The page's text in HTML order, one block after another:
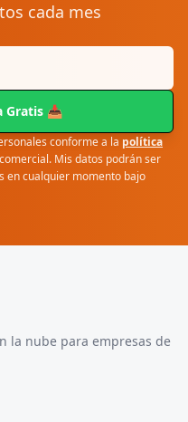
cada mes
Gratis 📥
conforme a la política
Mis datos podrán ser
en cualquier momento bajo
la nube para empresas de